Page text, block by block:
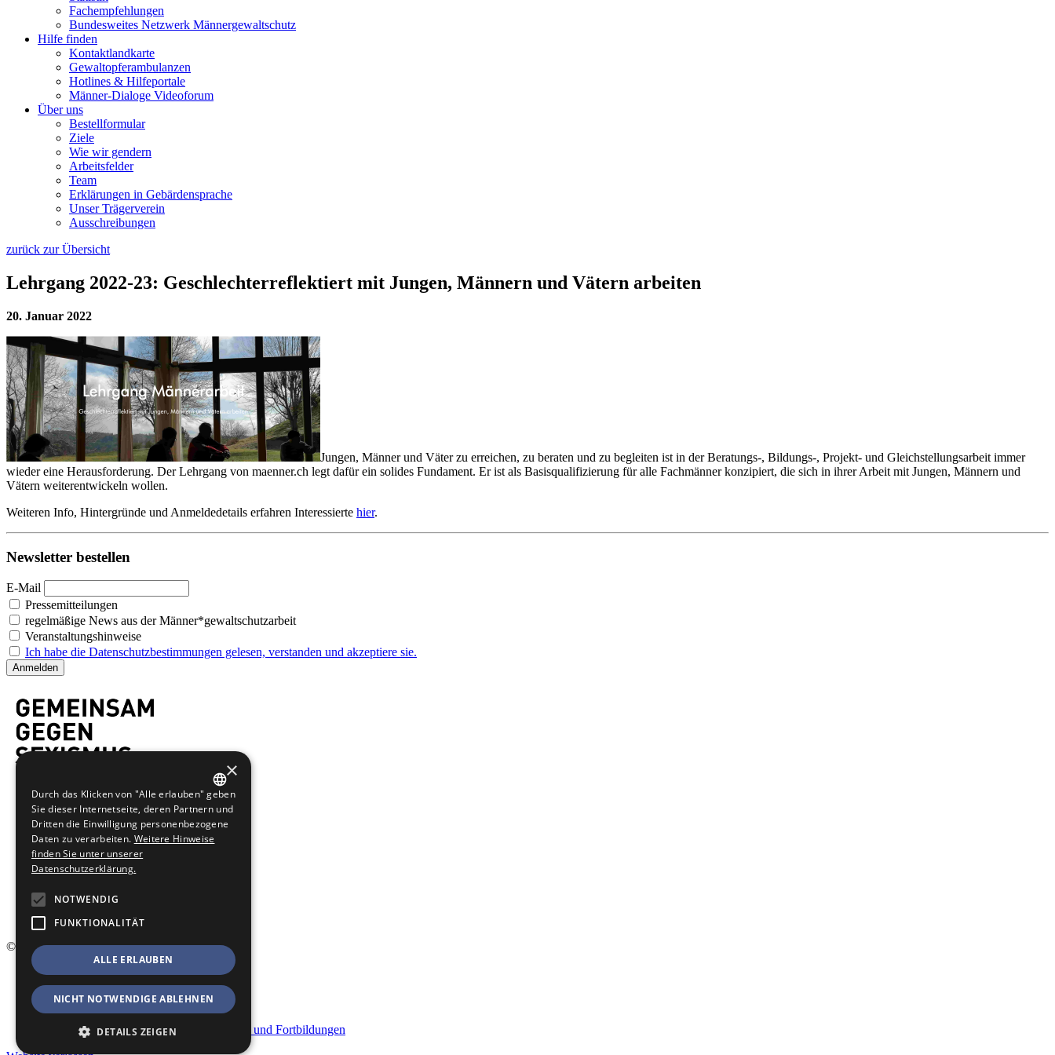
Fachempfehlungen
Bundesweites Netzwerk Männergewaltschutz
Hilfe finden
Kontaktlandkarte
Gewaltopfer­ambulanzen
Hotlines & Hilfeportale
Männer-Dialoge Videoforum
Über uns
Bestellformular
Ziele
Wie wir gendern
Arbeitsfelder
Team
Erklärungen in Gebärdensprache
Unser Trägerverein
Ausschreibungen
zurück zur Übersicht
Lehrgang 2022-23: Geschlechterreflektiert mit Jungen, Männern und Vätern arbeiten
20. Januar 2022
Jungen, Männer und Väter zu erreichen, zu beraten und zu begleiten ist in der Beratungs-, Bildungs-, Projekt- und Gleichstellungsarbeit immer
wieder eine Herausforderung. Der Lehrgang von maenner.ch legt dafür ein solides Fundament. Er ist als Basisqualifizierung für alle Fachmänner konzipiert, die sich in ihrer Arbeit mit Jungen, Männern und
Vätern weiterentwickeln wollen.
Weiteren Info, Hintergründe und Anmeldedetails erfahren Interessierte hier.
Newsletter bestellen
E-Mail
Pressemitteilungen
regelmäßige News aus der Männer*gewaltschutzarbeit
Veranstaltungshinweise
Ich habe die Datenschutzbestimmungen gelesen, verstanden und akzeptiere sie.
© 2026 Männergewaltschutz
Startseite
Kontakt
Impressum
Datenschutz
Geschäftsbedingungen für Veranstaltungen und Fortbildungen
GERMAN
ENGLISH
×
Durch das Klicken von "Alle erlauben" geben
Sie dieser Internetseite, deren Partnern und
Dritten die Einwilligung personenbezogene
Daten zu verarbeiten. Weitere Hinweise
finden Sie unter unserer
Datenschutzerklärung.
NOTWENDIG
FUNKTIONALITÄT
ALLE ERLAUBEN
NICHT NOTWENDIGE ABLEHNEN
DETAILS ZEIGEN